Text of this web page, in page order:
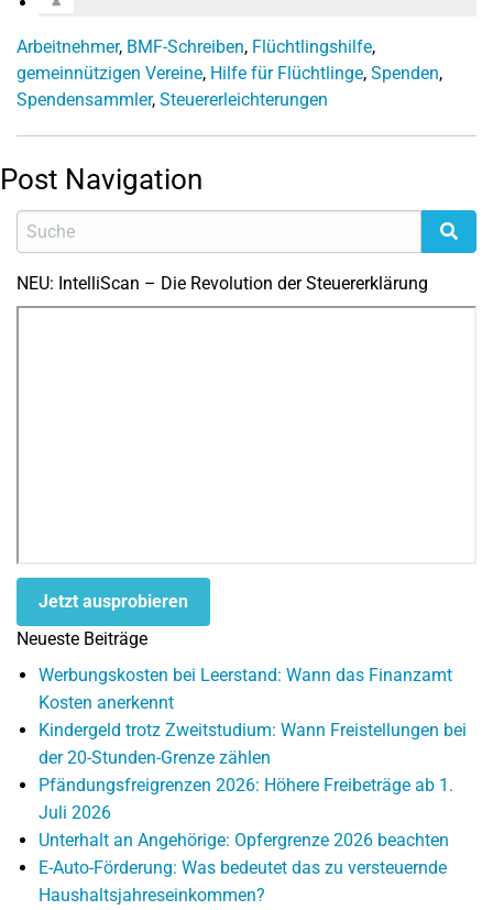
Arbeitnehmer, BMF-Schreiben, Flüchtlingshilfe,
gemeinnützigen Vereine, Hilfe für Flüchtlinge, Spenden,
Spendensammler, Steuererleichterungen
Post Navigation
NEU: IntelliScan – Die Revolution der Steuererklärung
Jetzt ausprobieren
Neueste Beiträge
Werbungskosten bei Leerstand: Wann das Finanzamt
Kosten anerkennt
Kindergeld trotz Zweitstudium: Wann Freistellungen bei
der 20-Stunden-Grenze zählen
Pfändungsfreigrenzen 2026: Höhere Freibeträge ab 1.
Juli 2026
Unterhalt an Angehörige: Opfergrenze 2026 beachten
E-Auto-Förderung: Was bedeutet das zu versteuernde
Haushaltsjahreseinkommen?